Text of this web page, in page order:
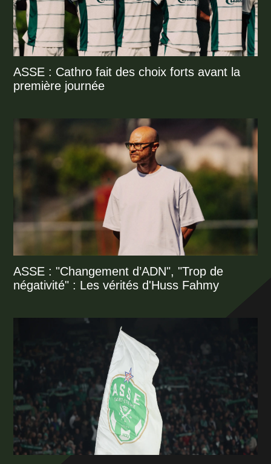
ASSE : Cathro fait des choix forts avant la
première journée
ASSE : "Changement d’ADN", "Trop de
négativité" : Les vérités d'Huss Fahmy